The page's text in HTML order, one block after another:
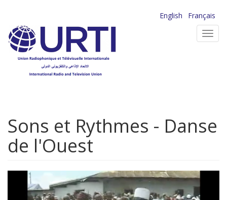
contenu
principal
English
Français
Sons et Rythmes - Danse
de l'Ouest